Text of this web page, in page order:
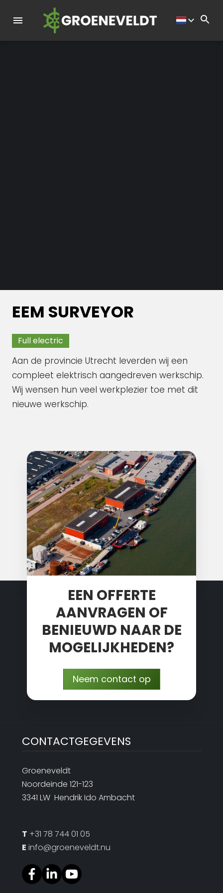
EEM SURVEYOR
Full electric
Aan de provincie Utrecht leverden wij een
compleet elektrisch aangedreven werkschip.
Wij wensen hun veel werkplezier toe met dit
nieuwe werkschip.
EEN OFFERTE
AANVRAGEN OF
BENIEUWD NAAR DE
MOGELIJKHEDEN?
Neem contact op
CONTACTGEGEVENS
Groeneveldt
Noordeinde 121-123
3341 LW Hendrik Ido Ambacht
T +31 78 744 01 05
E info@groeneveldt.nu